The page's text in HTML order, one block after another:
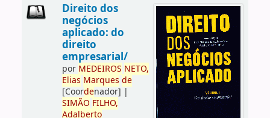
Direito dos
negócios
aplicado: do
direito
empresarial/
por MEDEIROS NETO,
Elias Marques de
[Coordenador] |
SIMÃO FILHO,
Adalberto